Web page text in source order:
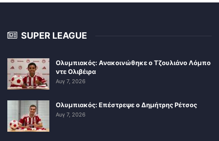
SUPER LEAGUE
Ολυμπιακός: Ανακοινώθηκε ο Τζουλιάνο Λόμπο
ντε Ολιβέιρα
Αυγ 7, 2026
Ολυμπιακός: Επέστρεψε ο Δημήτρης Ρέτσος
Αυγ 7, 2026